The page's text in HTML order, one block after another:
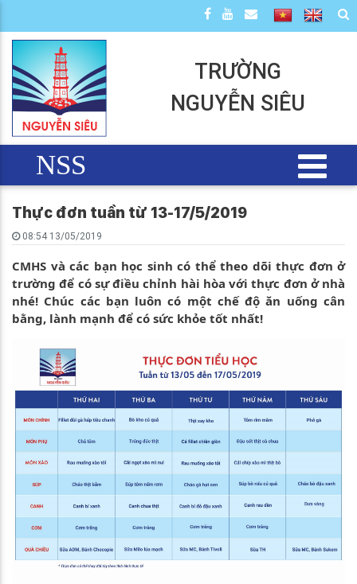
TRƯỜNG
NGUYỄN SIÊU
NSS
Thực đơn tuần từ 13-17/5/2019
08:54 13/05/2019
CMHS và các bạn học sinh có thể theo dõi thực đơn ở
trường để có sự điều chỉnh hài hòa với thực đơn ở nhà
nhé! Chúc các bạn luôn có một chế độ ăn uống cân
bằng, lành mạnh để có sức khỏe tốt nhất!